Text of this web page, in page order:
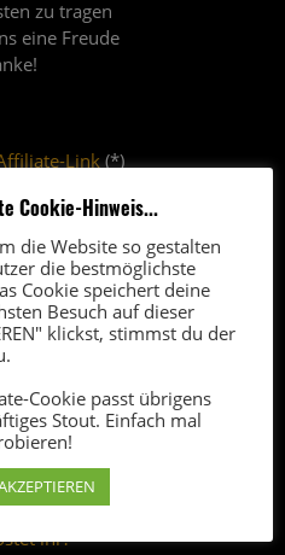
zu tragen
eine Freude
Link(*)
Affiliate-Link(*)
Links erhalten
eine kleine
Verkaufspreis
unverändert.
?
ihr?
Cookie-Hinweis...
die Website so gestalten
die bestmöglichste
Cookie speichert deine
Besuch auf dieser
klickst, stimmst du der
Cookie passt übrigens
Stout. Einfach mal